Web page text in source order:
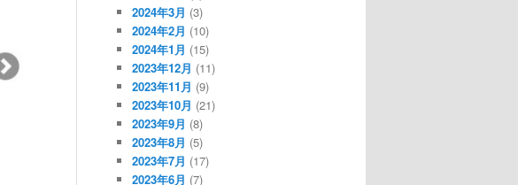
2024年3月 (3)
2024年2月 (10)
2024年1月 (15)
2023年12月 (11)
2023年11月 (9)
2023年10月 (21)
2023年9月 (8)
2023年8月 (5)
2023年7月 (17)
2023年6月 (7)